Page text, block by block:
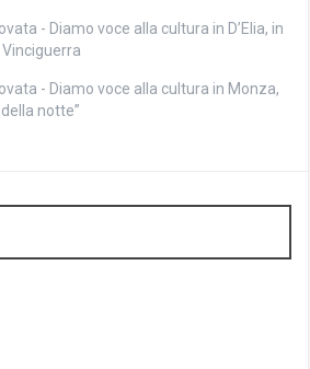
- Diamo voce alla cultura in D’Elia, in
- Diamo voce alla cultura in Monza,
notte”